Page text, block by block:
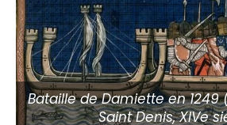
Bataille de Damiette en 1249
Saint Denis, XIVe